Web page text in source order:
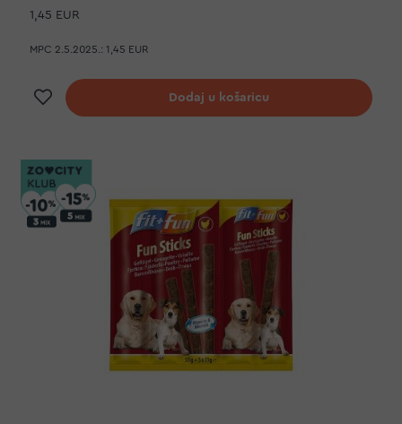
1,45 EUR
MPC 2.5.2025.: 1,45 EUR
Dodaj na listu želja
Dodaj u košaricu